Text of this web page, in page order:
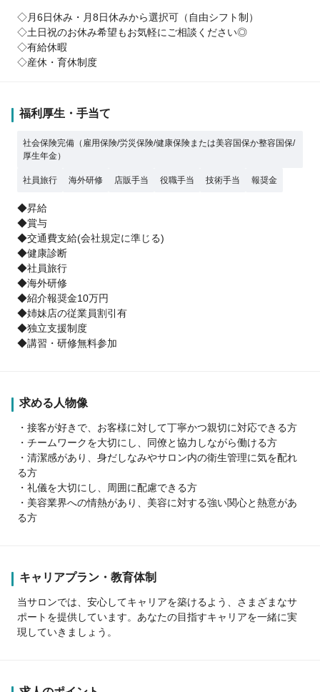
◇月6日休み・月8日休みから選択可（自由シフト制）
◇土日祝のお休み希望もお気軽にご相談ください◎
◇有給休暇
◇産休・育休制度
福利厚生・手当て
社会保険完備（雇用保険/労災保険/健康保険または美容国保か整容国保/
厚生年金）
社員旅行 海外研修 店販手当 役職手当 技術手当 報奨金
◆昇給
◆賞与
◆交通費支給(会社規定に準じる)
◆健康診断
◆社員旅行
◆海外研修
◆紹介報奨金10万円
◆姉妹店の従業員割引有
◆独立支援制度
◆講習・研修無料参加
求める人物像
・接客が好きで、お客様に対して丁寧かつ親切に対応できる方
・チームワークを大切にし、同僚と協力しながら働ける方
・清潔感があり、身だしなみやサロン内の衛生管理に気を配れ
る方
・礼儀を大切にし、周囲に配慮できる方
・美容業界への情熱があり、美容に対する強い関心と熱意があ
る方
キャリアプラン・教育体制
当サロンでは、安心してキャリアを築けるよう、さまざまなサ
ポートを提供しています。あなたの目指すキャリアを一緒に実
現していきましょう。